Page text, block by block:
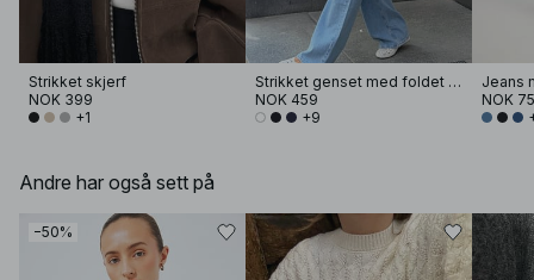
Strikket skjerf
NOK 399
+1
Strikket genset med foldet erme
NOK 459
+9
Jeans
NOK
Andre har også sett på
−50%